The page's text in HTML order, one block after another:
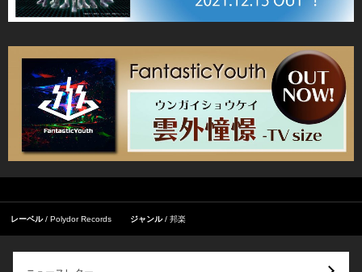
レーベル Polydor Records ジャンル 邦楽